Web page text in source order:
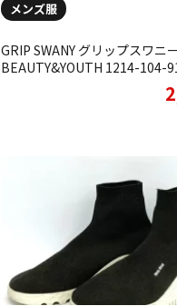
メンズ服
GRIP SWANY グリップスワ
BEAUTY&YOUTH 1214-104-
GEAR 2WAY PANTS 1.0 パン